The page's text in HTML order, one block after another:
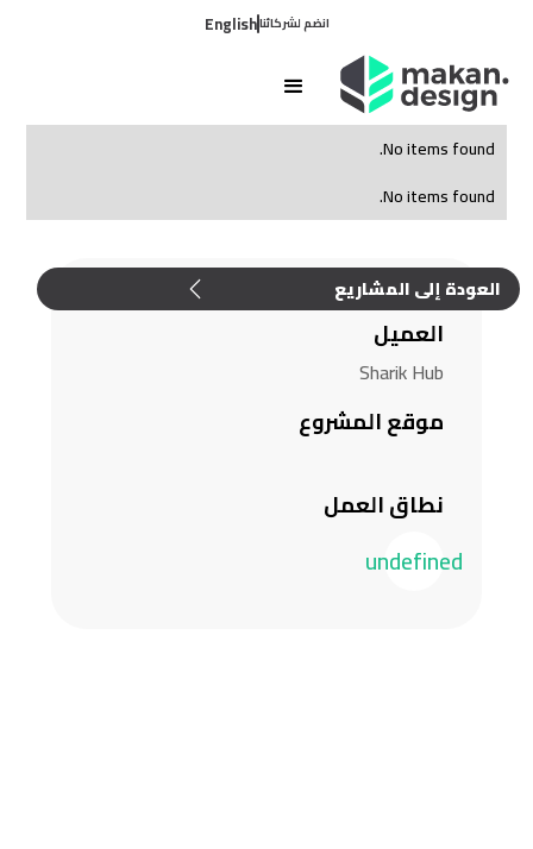
انضم لشركائناEnglish
No items found.
No items found.
العودة إلى المشاريع
العميل
Sharik Hub
موقع المشروع
نطاق العمل
undefined